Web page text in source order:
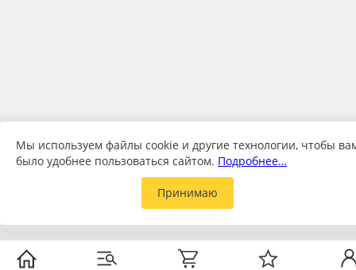
Мы используем файлы cookie и другие технологии, чтобы
было удобнее пользоваться сайтом. Подробнее…
Принимаю